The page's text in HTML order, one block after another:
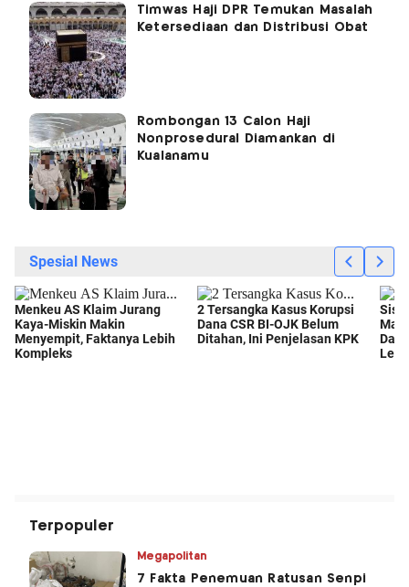
Timwas Haji DPR Temukan Masalah
Ketersediaan dan Distribusi Obat
Rombongan 13 Calon Haji
Nonprosedural Diamankan di
Kualanamu
Terpopuler
Megapolitan
7 Fakta Penemuan Ratusan Senpi